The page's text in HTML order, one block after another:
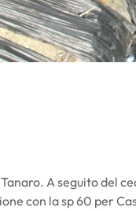
A seguito del
con la sp 60 per